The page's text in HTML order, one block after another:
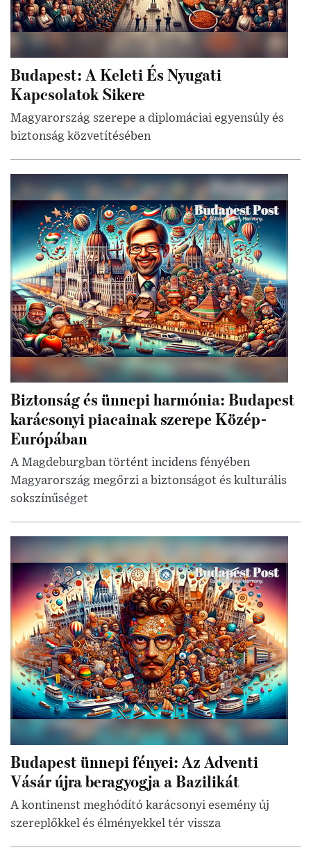
Budapest: A Keleti És Nyugati
Kapcsolatok Sikere
Magyarország szerepe a diplomáciai egyensúly és
biztonság közvetítésében
Biztonság és ünnepi harmónia: Budapest
karácsonyi piacainak szerepe Közép-
Európában
A Magdeburgban történt incidens fényében
Magyarország megőrzi a biztonságot és kulturális
sokszínűséget
Budapest ünnepi fényei: Az Adventi
Vásár újra beragyogja a Bazilikát
A kontinenst meghódító karácsonyi esemény új
szereplőkkel és élményekkel tér vissza